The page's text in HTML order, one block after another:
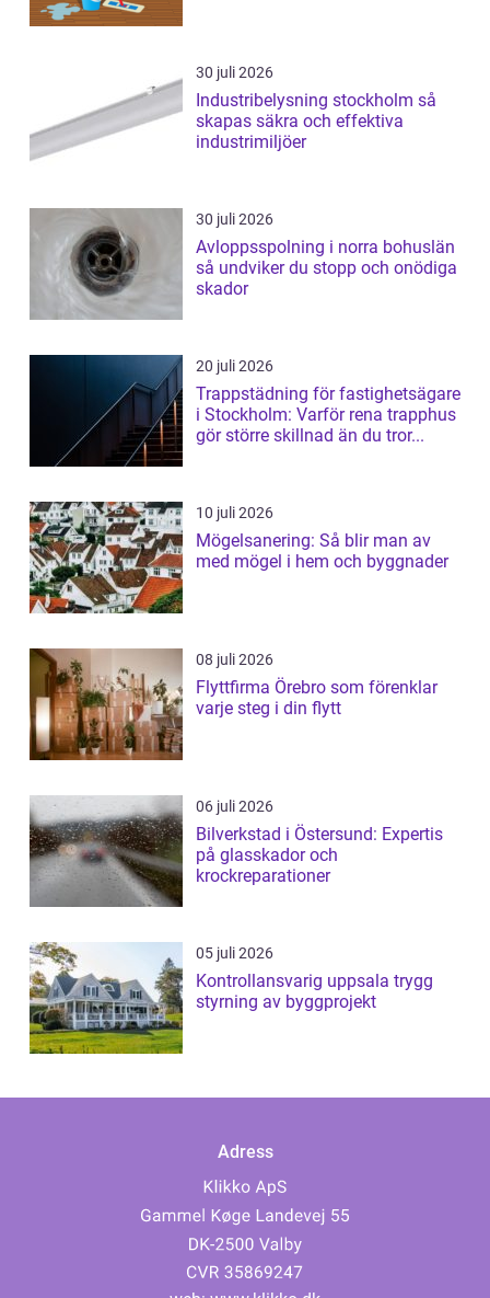
30 juli 2026
Industribelysning stockholm så
skapas säkra och effektiva
industrimiljöer
30 juli 2026
Avloppsspolning i norra bohuslän
så undviker du stopp och onödiga
skador
20 juli 2026
Trappstädning för fastighetsägare
i Stockholm: Varför rena trapphus
gör större skillnad än du tror...
10 juli 2026
Mögelsanering: Så blir man av
med mögel i hem och byggnader
08 juli 2026
Flyttfirma Örebro som förenklar
varje steg i din flytt
06 juli 2026
Bilverkstad i Östersund: Expertis
på glasskador och
krockreparationer
05 juli 2026
Kontrollansvarig uppsala trygg
styrning av byggprojekt
Adress